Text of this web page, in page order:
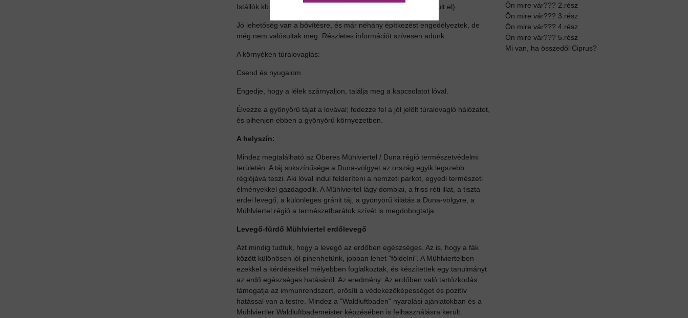
Istállók kb. 10 ló számára (a belső berendezés még nem készült el)
Jó lehetőség van a bővítésre, és már néhány építkezést engedélyeztek, de
még nem valósultak meg. Részletes információt szívesen adunk.
A környéken túralovaglás:
Csend és nyugalom.
Engedje, hogy a lélek szárnyaljon, találja meg a kapcsolatot lóval.
Élvezze a gyönyörű tájat a lovával; fedezze fel a jól jelölt túralovagló hálózatot,
és pihenjen ebben a gyönyörű környezetben.
A helyszín:
Mindez megtalálható az Oberes Mühlviertel / Duna régió természetvédelmi
területén. A táj sokszínűsége a Duna-völgyet az ország egyik legszebb
régiójává teszi. Aki lóval indul felderíteni a nemzeti parkot, egyedi természeti
élményekkel gazdagodik. A Mühlviertel lágy dombjai, a friss réti illat, a tiszta
erdei levegő, a különleges gránit táj, a gyönyörű kilátás a Duna-völgyre, a
Mühlviertel régió a természetbarátok szívét is megdobogtatja.
Levegő-fürdő Mühlviertel erdőlevegő
Azt mindig tudtuk, hogy a levegő az erdőben egészséges. Az is, hogy a fák
között különösen jól pihenhetünk, jobban lehet "földelni". A Mühlviertelben
ezekkel a kérdésekkel mélyebben foglalkoztak, és készítettek egy tanulmányt
az erdő egészséges hatásáról. Az eredmény: Az erdőben való tartózkodás
támogatja az immunrendszert, erősíti a védekezőképességet és pozitív
hatással van a testre. Mindez a "Waldluftbaden" nyaralási ajánlatokban és a
Mühlviertler Waldluftbademeister képzésében is felhasználásra került.
Ön mire vár??? 2.rész
Ön mire vár??? 3.rész
Ön mire vár??? 4.rész
Ön mire vár??? 5.rész
Mi van, ha összedől Ciprus?